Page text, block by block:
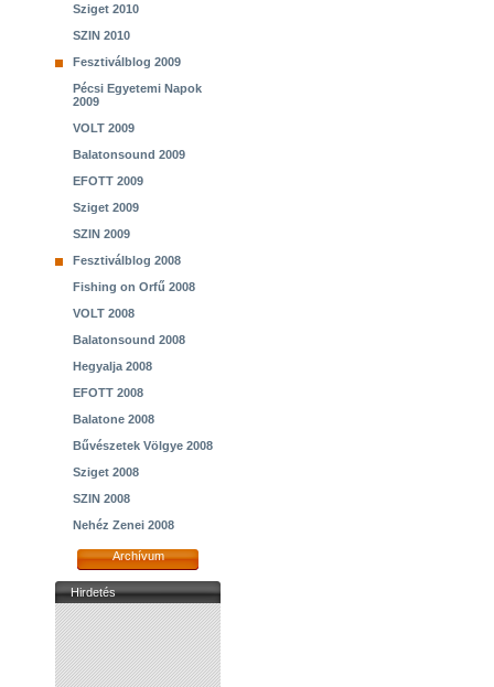
Sziget 2010
SZIN 2010
Fesztiválblog 2009
Pécsi Egyetemi Napok
2009
VOLT 2009
Balatonsound 2009
EFOTT 2009
Sziget 2009
SZIN 2009
Fesztiválblog 2008
Fishing on Orfű 2008
VOLT 2008
Balatonsound 2008
Hegyalja 2008
EFOTT 2008
Balatone 2008
Bűvészetek Völgye 2008
Sziget 2008
SZIN 2008
Nehéz Zenei 2008
Archívum
Hirdetés